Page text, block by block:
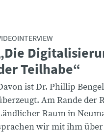
Teilhabe“
ist Dr. Phillip
Am Rande der
Raum in
wir mit ihm